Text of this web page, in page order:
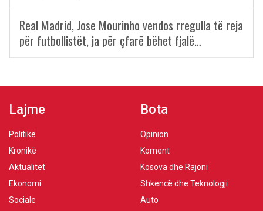
Real Madrid, Jose Mourinho vendos rregulla të reja
për futbollistët, ja për çfarë bëhet fjalë…
Lajme
Politikë
Kronikë
Aktualitet
Ekonomi
Sociale
Bota
Opinion
Koment
Kosova dhe Rajoni
Shkencë dhe Teknologji
Auto